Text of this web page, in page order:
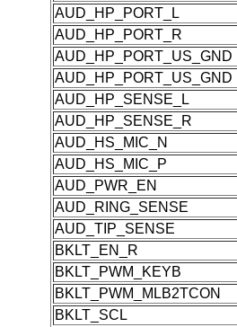
AUD_HP_PORT_L
AUD_HP_PORT_R
AUD_HP_PORT_US_GND
AUD_HP_PORT_US_GND
AUD_HP_SENSE_L
AUD_HP_SENSE_R
AUD_HS_MIC_N
AUD_HS_MIC_P
AUD_PWR_EN
AUD_RING_SENSE
AUD_TIP_SENSE
BKLT_EN_R
BKLT_PWM_KEYB
BKLT_PWM_MLB2TCON
BKLT_SCL